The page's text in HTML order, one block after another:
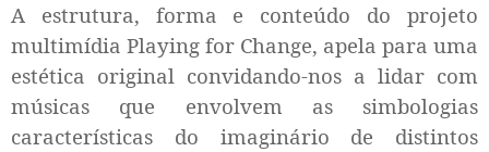
A estrutura, forma e conteúdo do projeto
multimídia Playing for Change, apela para uma
estética original convidando-nos a lidar com
músicas que envolvem as simbologias
características do imaginário de distintos